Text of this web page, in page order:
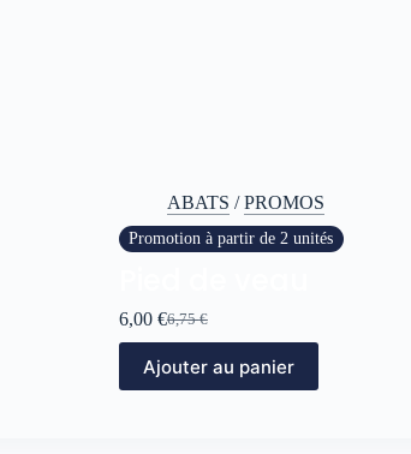
ABATS /PROMOS
Promotion à partir de 2 unités
6,75€
6,00 €
Ajouter au panier